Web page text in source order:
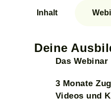
Inhalt
Deine
Das
3 Monate
Videos und